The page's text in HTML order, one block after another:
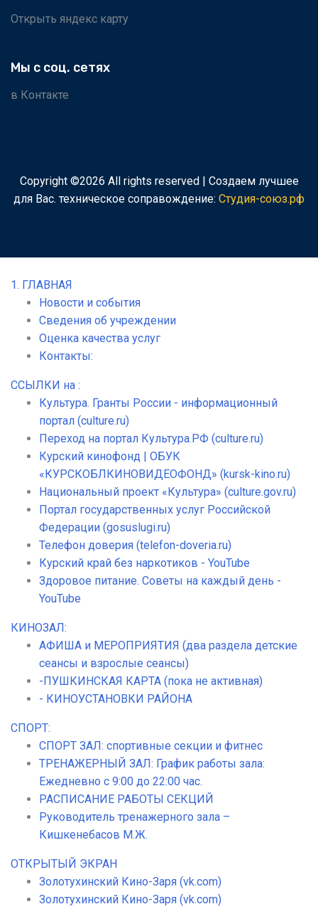
Открыть яндекс карту
Мы с соц. сетях
в Контакте
Copyright ©2026 All rights reserved | Создаем лучшее
для Вас.техническое соправождение: Студия-союз.рф
1. ГЛАВНАЯ
Новости и события
Сведения об учреждении
Оценка качества услуг
Контакты:
ССЫЛКИ на :
Культура. Гранты России - информационный
портал (culture.ru)
Переход на портал Культура.РФ (culture.ru)
Курский кинофонд | ОБУК
«КУРСКОБЛКИНОВИДЕОФОНД» (kursk-kino.ru)
Национальный проект «Культура» (culture.gov.ru)
Портал государственных услуг Российской
Федерации (gosuslugi.ru)
Телефон доверия (telefon-doveria.ru)
Курский край без наркотиков - YouTube
Здоровое питание. Советы на каждый день -
YouTube
КИНОЗАЛ:
АФИША и МЕРОПРИЯТИЯ (два раздела детские
сеансы и взрослые сеансы)
-ПУШКИНСКАЯ КАРТА (пока не активная)
- КИНОУСТАНОВКИ РАЙОНА
СПОРТ:
СПОРТ ЗАЛ: спортивные секции и фитнес
ТРЕНАЖЕРНЫЙ ЗАЛ: График работы зала:
Ежедневно с 9:00 до 22:00 час.
РАСПИСАНИЕ РАБОТЫ СЕКЦИЙ
Руководитель тренажерного зала –
Кишкенебасов М.Ж.
ОТКРЫТЫЙ ЭКРАН
Золотухинский Кино-Заря (vk.com)
Золотухинский Кино-Заря (vk.com)